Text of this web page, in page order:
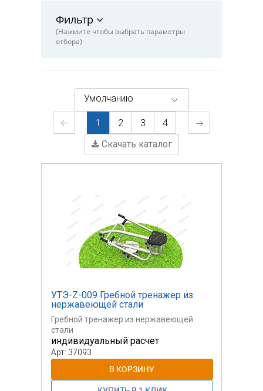
Фильтр
(Нажмите чтобы выбрать параметры
отбора)
Умолчанию
1 2 3
4
Скачать каталог
УТЭ-Z-009 Гребной тренажер из
нержавеющей стали
Гребной тренажер из нержавеющей
стали
индивидуальный расчет
Арт: 37093